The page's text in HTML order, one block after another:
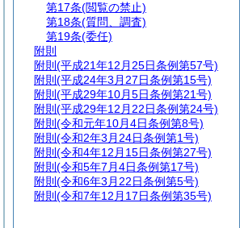
第17条(閲覧の禁止)
第18条(質問、調査)
第19条(委任)
附則
附則 (平成21年12月25日条例第57号)
附則 (平成24年3月27日条例第15号)
附則 (平成29年10月5日条例第21号)
附則 (平成29年12月22日条例第24号)
附則 (令和元年10月4日条例第8号)
附則 (令和2年3月24日条例第1号)
附則 (令和4年12月15日条例第27号)
附則 (令和5年7月4日条例第17号)
附則 (令和6年3月22日条例第5号)
附則 (令和7年12月17日条例第35号)